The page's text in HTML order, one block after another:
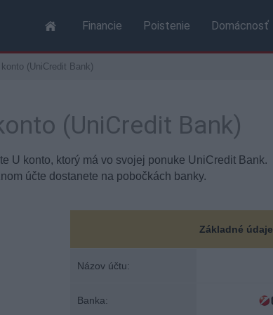
Financie Poistenie Domácnosť
konto (UniCredit Bank)
(UniCredit Bank)
U konto, ktorý má vo svojej ponuke UniCredit Bank.
účte dostanete na pobočkách banky.
Základné údaje
Názov účtu:
Banka: